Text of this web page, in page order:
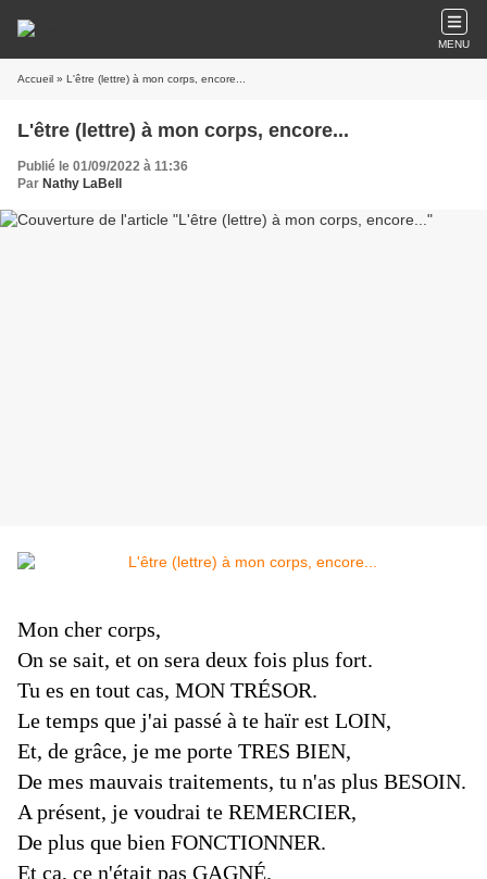
MENU
Accueil » L'être (lettre) à mon corps, encore...
L'être (lettre) à mon corps, encore...
Publié le 01/09/2022 à 11:36
Par Nathy LaBell
Mon cher corps,
On se sait, et on sera deux fois plus fort.
Tu es en tout cas, MON TRÉSOR.
Le temps que j'ai passé à te haïr est LOIN,
Et, de grâce, je me porte TRES BIEN,
De mes mauvais traitements, tu n'as plus BESOIN.
A présent, je voudrai te REMERCIER,
De plus que bien FONCTIONNER.
Et ça, ce n'était pas GAGNÉ.